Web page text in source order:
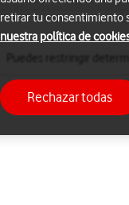
retirar tu consentimiento
nuestra política de
Rechazar todas